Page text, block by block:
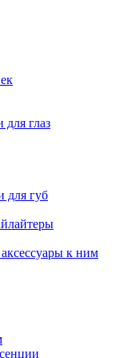
глаз
для губ
к ним